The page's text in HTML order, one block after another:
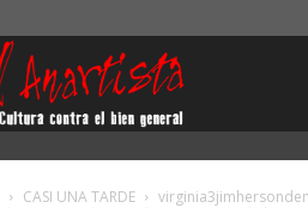
CASI UNA TARDE